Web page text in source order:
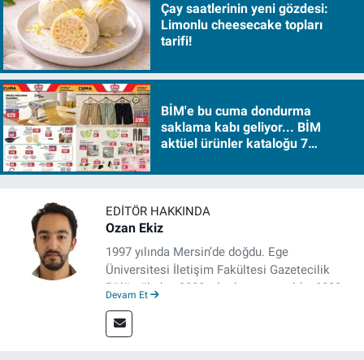
Çay saatlerinin yeni gözdesi:
Limonlu cheesecake topları
tarifi!
BİM'e bu cuma dondurma
saklama kabı geliyor... BİM
aktüel ürünler kataloğu 7
EDITÖR HAKKINDA
Ozan Ekiz
1997 yılında Mersin’de doğdu. Ege
Üniversitesi İletişim Fakültesi Gazetecilik
Bölümü’nden 2020 yılında mezun oldu. 2020
editörü, muhabir, rejisör olarak çalıştı.
Meslek hayatına İzmir’de başlayan gazeteci,
Devam Et